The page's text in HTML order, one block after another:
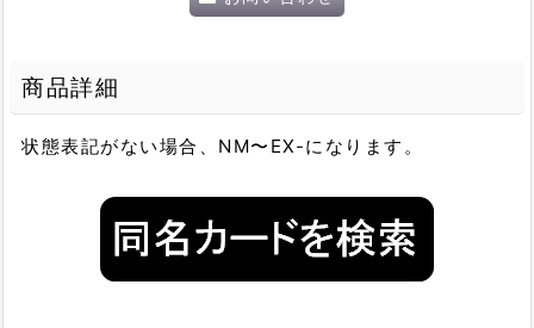
商品詳細
状態表記がない場合、NM〜EX-になります。